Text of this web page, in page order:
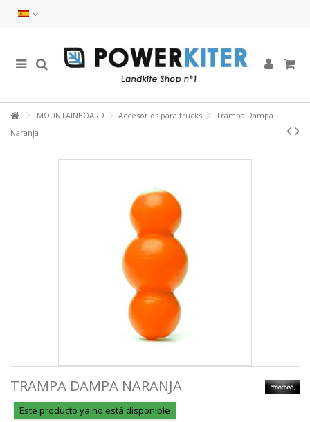
MOUNTAINBOARD Accesorios para trucks
Trampa Dampa
Naranja
TRAMPA DAMPA NARANJA
Este producto ya no está disponible